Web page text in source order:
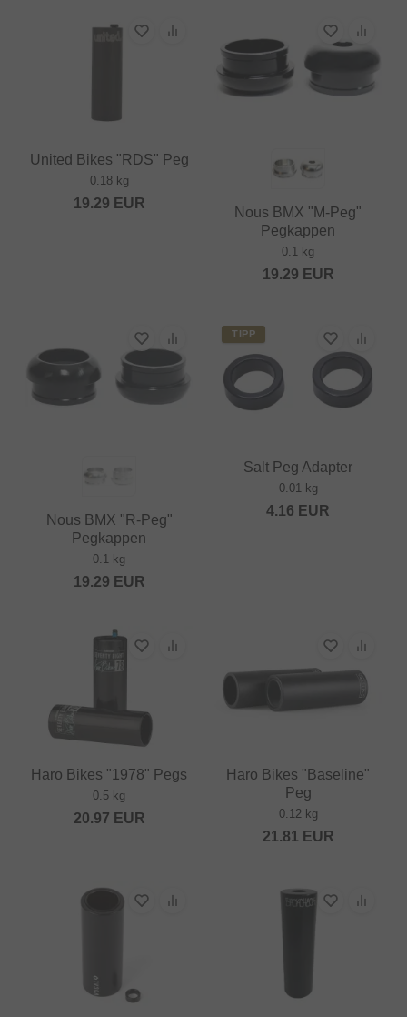
United Bikes "RDS" Peg
0.18 kg
19.29 EUR
Nous BMX "M-Peg"
Pegkappen
0.1 kg
19.29 EUR
Nous BMX "R-Peg"
Pegkappen
0.1 kg
19.29 EUR
TIPP
Salt Peg Adapter
0.01 kg
4.16 EUR
Haro Bikes "1978" Pegs
0.5 kg
20.97 EUR
Haro Bikes "Baseline"
Peg
0.12 kg
21.81 EUR